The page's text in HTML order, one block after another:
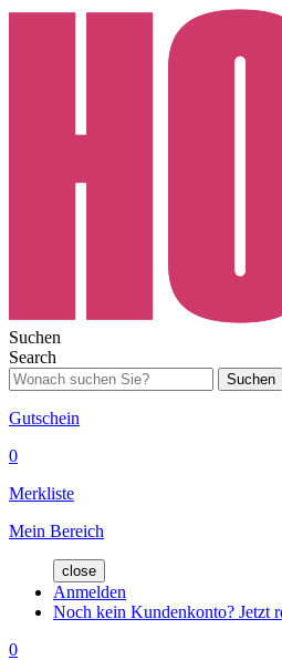
Suchen
Search
Suchen
Gutschein
0
Merkliste
Mein Bereich
close
Anmelden
Noch kein Kundenkonto? Jetzt
0